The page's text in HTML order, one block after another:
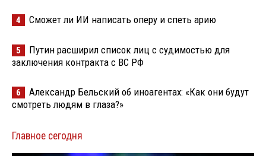
4 Сможет ли ИИ написать оперу и спеть арию
5
Путин расширил список лиц с судимостью для
заключения контракта с ВС РФ
6
Александр Бельский об иноагентах: «Как они будут
смотреть людям в глаза?»
Главное сегодня